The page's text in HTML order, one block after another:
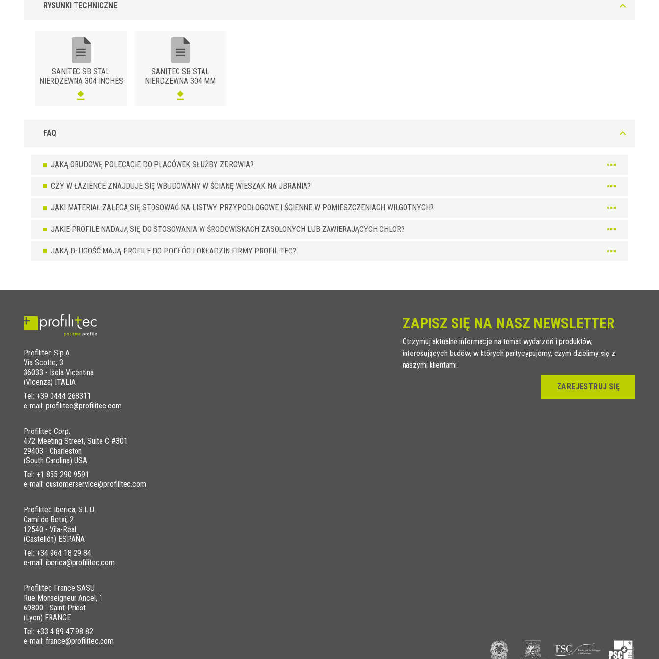
RYSUNKI TECHNICZNE
SANITEC SB STAL
NIERDZEWNA 304 INCHES
SANITEC SB STAL
NIERDZEWNA 304 MM
FAQ
JAKĄ OBUDOWĘ POLECACIE DO PLACÓWEK SŁUŻBY ZDROWIA?
CZY W ŁAZIENCE ZNAJDUJE SIĘ WBUDOWANY W ŚCIANĘ WIESZAK NA UBRANIA?
JAKI MATERIAŁ ZALECA SIĘ STOSOWAĆ NA LISTWY PRZYPODŁOGOWE I ŚCIENNE W POMIESZCZENIACH WILGOTNYCH?
JAKIE PROFILE NADAJĄ SIĘ DO STOSOWANIA W ŚRODOWISKACH ZASOLONYCH LUB ZAWIERAJĄCYCH CHLOR?
JAKĄ DŁUGOŚĆ MAJĄ PROFILE DO PODŁÓG I OKŁADZIN FIRMY PROFILITEC?
Profilitec S.p.A.
Via Scotte, 3
36033 - Isola Vicentina
(Vicenza) ITALIA
Tel: +39 0444 268311
e-mail: profilitec@profilitec.com
Profilitec Corp.
472 Meeting Street, Suite C #301
29403 - Charleston
(South Carolina) USA
Tel: +1 855 290 9591
e-mail: customerservice@profilitec.com
Profilitec Ibérica, S.L.U.
Camí de Betxí, 2
12540 - Vila-Real
(Castellón) ESPAÑA
Tel: +34 964 18 29 84
e-mail: iberica@profilitec.com
Profilitec France SASU
Rue Monseigneur Ancel, 1
69800 - Saint-Priest
(Lyon) FRANCE
Tel: +33 4 89 47 98 82
e-mail: france@profilitec.com
ZAPISZ SIĘ NA NASZ NEWSLETTER
Otrzymuj aktualne informacje na temat wydarzeń i produktów,
interesujących budów, w których partycypujemy, czym dzielimy się z
naszymi klientami.
ZAREJESTRUJ SIĘ